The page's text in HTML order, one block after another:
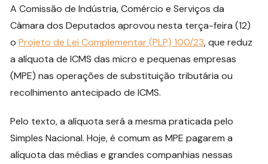
A Comissão de Indústria, Comércio e Serviços da
Câmara dos Deputados aprovou nesta terça-feira (12)
oProjeto de Lei Complementar (PLP) 100/23, que reduz
a alíquota de ICMS das micro e pequenas empresas
(MPE) nas operações de substituição tributária ou
recolhimento antecipado de ICMS.
Pelo texto, a alíquota será a mesma praticada pelo
Simples Nacional. Hoje, é comum as MPE pagarem a
alíquota das médias e grandes companhias nessas